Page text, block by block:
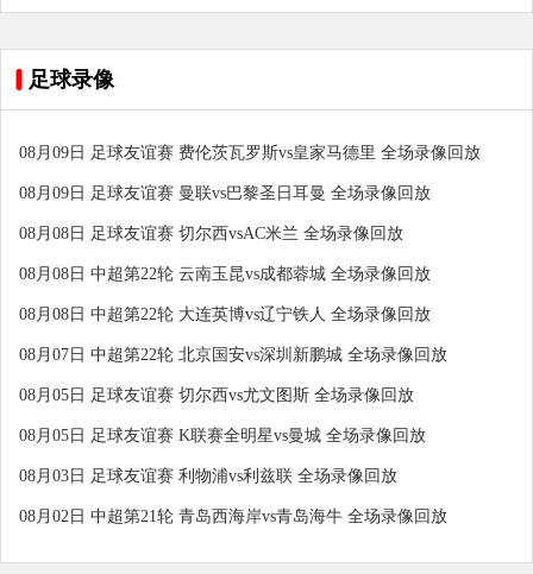
足球录像
08月09日 足球友谊赛 费伦茨瓦罗斯vs皇家马德里 全场录像回放
08月09日 足球友谊赛 曼联vs巴黎圣日耳曼 全场录像回放
08月08日 足球友谊赛 切尔西vsAC米兰 全场录像回放
08月08日 中超第22轮 云南玉昆vs成都蓉城 全场录像回放
08月08日 中超第22轮 大连英博vs辽宁铁人 全场录像回放
08月07日 中超第22轮 北京国安vs深圳新鹏城 全场录像回放
08月05日 足球友谊赛 切尔西vs尤文图斯 全场录像回放
08月05日 足球友谊赛 K联赛全明星vs曼城 全场录像回放
08月03日 足球友谊赛 利物浦vs利兹联 全场录像回放
08月02日 中超第21轮 青岛西海岸vs青岛海牛 全场录像回放